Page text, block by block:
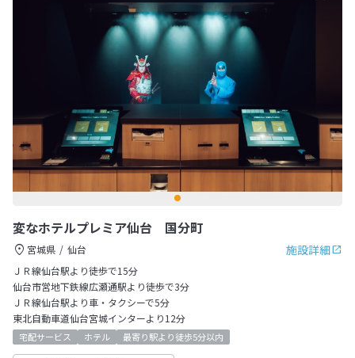
変なホテルプレミア仙台 国分町
施設詳細
宮城県
仙台
ＪＲ線仙台駅より徒歩で15分
仙台市営地下鉄線広瀬通駅より徒歩で3分
ＪＲ線仙台駅より車・タクシーで5分
東北自動車道仙台宮城インターより12分
宅配サービス ホテル 最寄り駅より徒歩5分以内